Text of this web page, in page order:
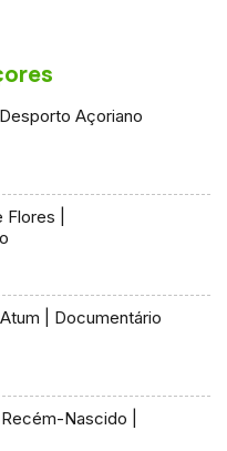
Açoriano
|
| Documentário
Nascido |